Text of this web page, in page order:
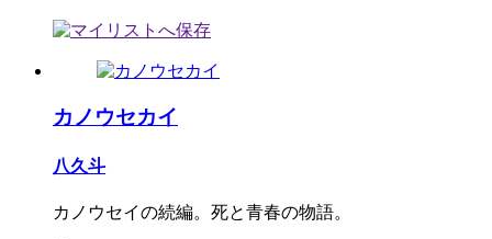
カノウセカイ
八久斗
カノウセイの続編。死と青春の物語。